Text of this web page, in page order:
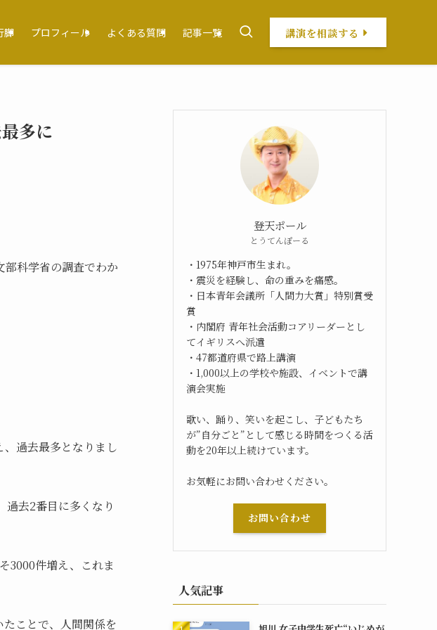
脚 プロフィール よくある質問 記事一覧 講演を相談する
多に
科学省の調査でわか
過去最多となりまし
去2番目に多くなり
3000件増え、これま
ことで、人間関係を
登天ポール
とうてんぽーる
・1975年神戸市生まれ。
・震災を経験し、命の重みを痛感。
・日本青年会議所「人間力大賞」特別賞受
賞
・内閣府 青年社会活動コアリーダーとし
てイギリスへ派遣
・47都道府県で路上講演
・1,000以上の学校や施設、イベントで講
演会実施
歌い、踊り、笑いを起こし、子どもたち
が”自分ごと”として感じる時間をつくる活
動を20年以上続けています。
お気軽にお問い合わせください。
お問い合わせ
人気記事